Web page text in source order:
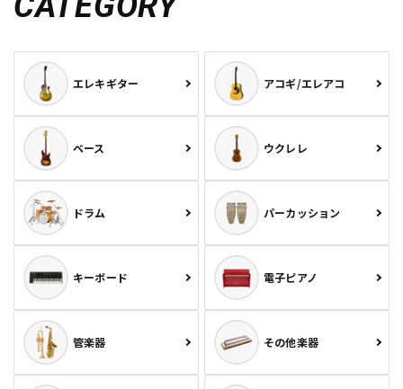
エレキギター アコギ/エレアコ
ベース ウクレレ
ドラム パーカッション
キーボード 電子ピアノ
管楽器 その他楽器